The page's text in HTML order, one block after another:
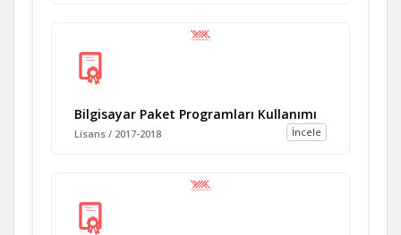
Bilgisayar Paket Programları Kullanımı
İncele
Lisans / 2017-2018